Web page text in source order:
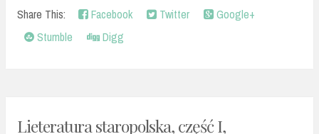
Share This: Facebook Twitter
Google+
Stumble
Digg
Lieteratura staropolska, część I,